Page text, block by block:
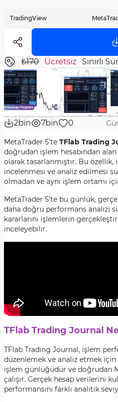
TradingView
₺170 Ücretsiz Sınırlı
2bin 7bin 0
MetaTrader 5’te TFlab Trading
doğrudan işlem hesabından
olarak tasarlanmıştır. Bu
incelenmesi ve analiz edilmesi
olmadan ve aynı işlem ortamı
MetaTrader 5’te bu günlük,
daha doğru performans analizi
kararlarını işlemlerin
inceleyebilir.
TFlab Trading Journal
TFlab Trading Journal, işlem
düzenlemek ve analiz etmek
işlem günlüğüdür ve doğrudan
çalışır. Gerçek hesap verilerini
performansını farklı analitik